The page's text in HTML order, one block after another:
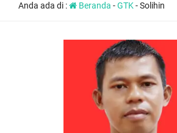
Anda ada di : Beranda -GTK-Solihin